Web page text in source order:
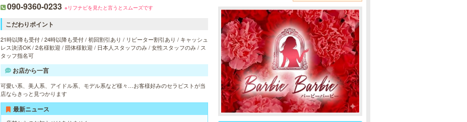
090-9360-0233 ※リフナビを見たと言うとスムーズです
こだわりポイント
21時以降も受付 / 24時以降も受付 / 初回割引あり / リピーター割引あり / キャッシュ
レス決済OK / 2名様歓迎 / 団体様歓迎 / 日本人スタッフのみ / 女性スタッフのみ / ス
タッフ指名可
お店から一言
可愛い系、美人系、アイドル系、モデル系など様々…お客様好みのセラピストが当
店ならきっと見つかります
最新ニュース